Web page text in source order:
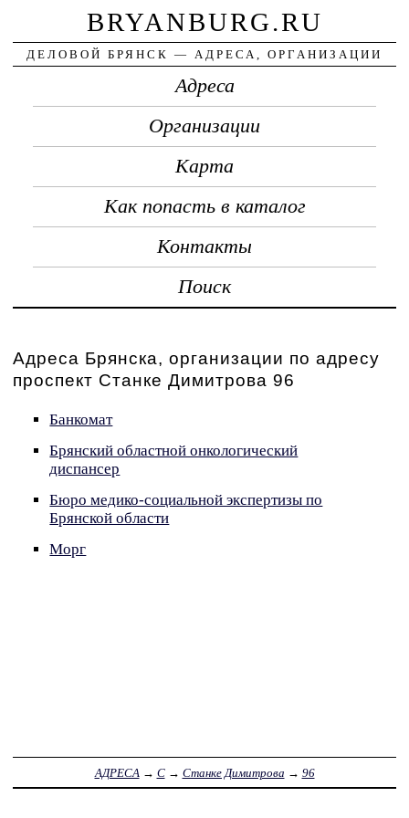
BRYANBURG.RU
ДЕЛОВОЙ БРЯНСК — АДРЕСА, ОРГАНИЗАЦИИ
Адреса
Организации
Карта
Как попасть в каталог
Контакты
Поиск
Адреса Брянска, организации по адресу
проспект Станке Димитрова 96
Банкомат
Брянский областной онкологический
диспансер
Бюро медико-социальной экспертизы по
Брянской области
Морг
АДРЕСА → С→ Станке Димитрова → 96